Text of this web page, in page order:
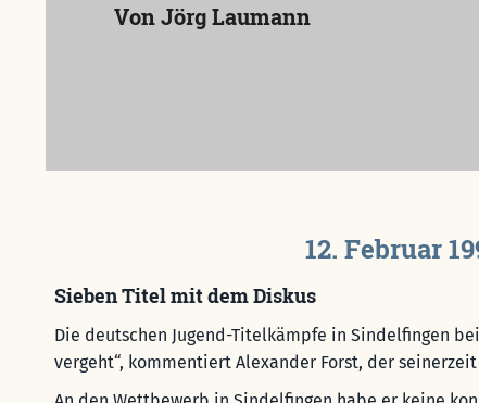
Von Jörg Laumann
12. Februar
Sieben Titel mit dem Diskus
Die deutschen Jugend-Titelkämpfe in Sindelfingen
vergeht“, kommentiert Alexander Forst, der